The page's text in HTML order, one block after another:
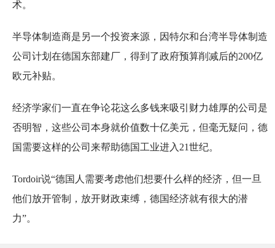
术。
半导体制造商是另一个投资来源，因特尔和台湾半导体制造
公司计划在德国东部建厂，得到了政府预算削减后的200亿
欧元补贴。
经济学家们一直在争论花这么多钱来吸引财力雄厚的公司是
否明智，这些公司本身就价值数十亿美元，但毫无疑问，德
国需要这样的公司来帮助德国工业进入21世纪。
Tordoir说“德国人需要考虑他们想要什么样的经济，但一旦
他们放开管制，放开财政束缚，德国经济就有很大的潜
力”。